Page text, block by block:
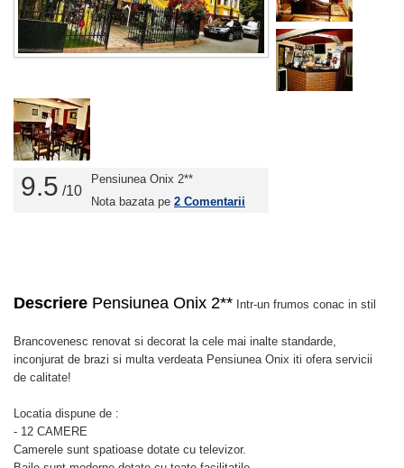
9.5 /10
Pensiunea Onix 2**
Nota bazata pe 2 Comentarii
Descriere Pensiunea Onix 2** Intr-un frumos conac in stil
Brancovenesc renovat si decorat la cele mai inalte standarde,
inconjurat de brazi si multa verdeata Pensiunea Onix iti ofera servicii
de calitate!
Locatia dispune de :
- 12 CAMERE
Camerele sunt spatioase dotate cu televizor.